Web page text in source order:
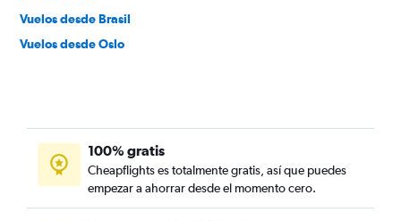
Vuelos desde Brasil
Vuelos desde Oslo
100% gratis
Cheapflights es totalmente gratis, así que puedes
empezar a ahorrar desde el momento cero.